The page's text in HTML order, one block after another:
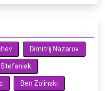
Dimitrij Nazarov
Stefaniak
Ben Zolinski